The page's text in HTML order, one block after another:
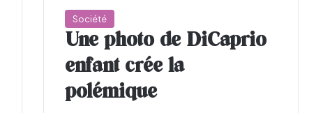
Société
Une photo de DiCaprio
enfant crée la
polémique